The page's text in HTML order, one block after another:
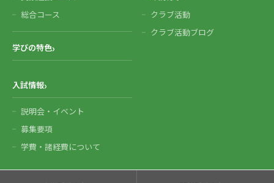
総合コース
学びの特色
クラブ活動
クラブ活動ブログ
入試情報
説明会・イベント
募集要項
学費・諸経費について